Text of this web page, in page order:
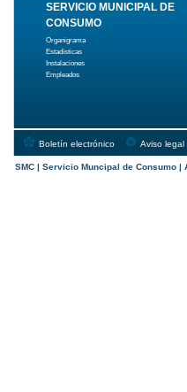
SERVICIO MUNICIPAL DE
CONSUMO
Organigrama
Estadísticas
Instalaciones
Empleados
Boletín electrónico Aviso legal
SMC | Servicio Muncipal de Consumo